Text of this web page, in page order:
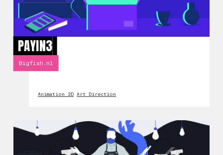
PAYIN3
Bigfish.nl
Animation 2D Art Direction